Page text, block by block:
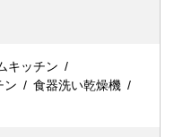
キッチン
ン
食器洗い乾燥機